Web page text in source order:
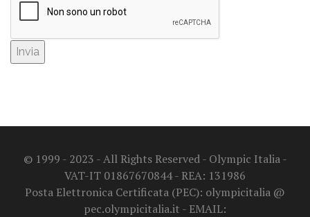
© 1999 - 2023 - All Rights Reserved - Olympic Italia -
VAT-IT 01867670844 - REA: 131986
Posta Elettronica Certificata (PEC): olympicitalia @
pec.olympicitalia.it - EMAIL: